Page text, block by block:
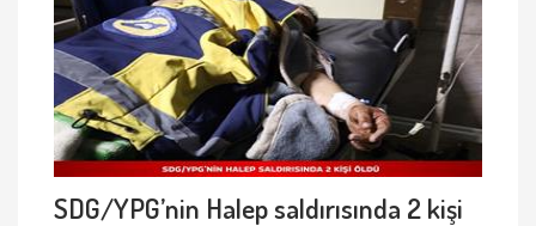
SDG/YPG’nin Halep saldırısında 2 kişi